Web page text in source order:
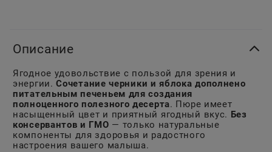
Описание
Ягодное удовольствие с пользой для зрения и
энергии.Сочетание черники и яблока дополнено
питательным печеньем для создания
полноценного полезного десерта. Пюре имеет
насыщенный цвет и приятный ягодный вкус. Без
консервантов и ГМО — только натуральные
компоненты для здоровья и радостного
настроения вашего малыша.